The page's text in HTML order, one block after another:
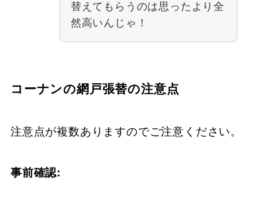
替えてもらうのは思ったより全
然高いんじゃ！
コーナンの網戸張替の注意点
注意点が複数ありますのでご注意ください。
事前確認: